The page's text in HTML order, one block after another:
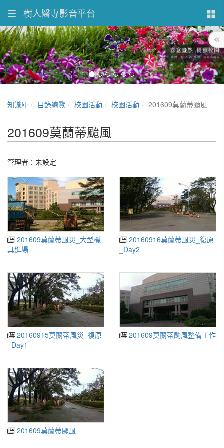
樹人醫專影音平台
知識庫 目錄總覽 校園活動 校園活動 201609莫蘭蒂颱風
201609莫蘭蒂颱風
管理者：未設定
201609莫蘭蒂風災_大型機
具進場
20160916莫蘭蒂風災_復原
_Day2
20160915莫蘭蒂風災_復原
_Day1
201609莫蘭蒂颱風整備工作
201609莫蘭蒂颱風